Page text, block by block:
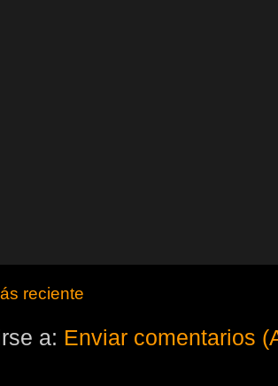
reciente
a: Enviar comentarios